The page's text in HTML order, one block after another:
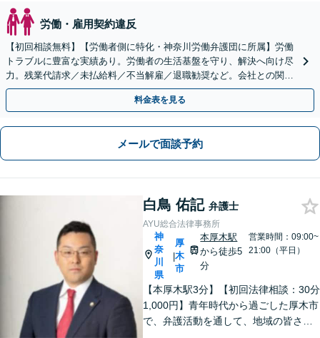
労働・雇用契約違反
【初回相談無料】【労働者側に特化・神奈川労働弁護団に所属】労働
トラブルに豊富な実績あり。労働者の生活基盤を守り、解決へ向け尽
力。残業代請求／未払給料／不当解雇／退職勧奨など。会社との関係
性も考慮し、ご意向を尊重しながら丁寧に対応いたします
料金表を見る
メールで面談予約
白鳥 佑記 弁護士
AYU総合法律事務所
神
奈
川
県
|
厚
木
市
本厚木駅
から徒歩5
分
営業時間：09:00~
21:00（平日）
【本厚木駅3分】【初回法律相談：30分
1,000円】青年時代から過ごした厚木市
で、弁護活動を通して、地域の皆さま